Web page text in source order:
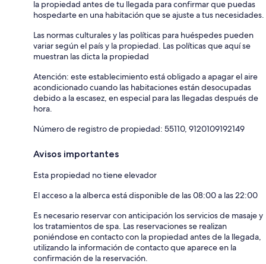
la propiedad antes de tu llegada para confirmar que puedas
hospedarte en una habitación que se ajuste a tus necesidades.
Las normas culturales y las políticas para huéspedes pueden
variar según el país y la propiedad. Las políticas que aquí se
muestran las dicta la propiedad
Atención: este establecimiento está obligado a apagar el aire
acondicionado cuando las habitaciones están desocupadas
debido a la escasez, en especial para las llegadas después de
hora.
Número de registro de propiedad: 55110, 9120109192149
Avisos importantes
Esta propiedad no tiene elevador
El acceso a la alberca está disponible de las 08:00 a las 22:00
Es necesario reservar con anticipación los servicios de masaje y
los tratamientos de spa. Las reservaciones se realizan
poniéndose en contacto con la propiedad antes de la llegada,
utilizando la información de contacto que aparece en la
confirmación de la reservación.